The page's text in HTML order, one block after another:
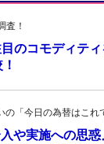
査！
のコモディテ
「今日の為替はこれ
や実施への思